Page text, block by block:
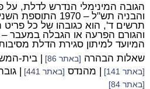
הגובה המינימלי הנדרש לדלת, על
תרשים ד', הוא כגובהו של כל
והגורם הפרעה או הגבלה במעבר
המיועד למיתון סגירת הדלת
שאלות הבהרה [באתר 86] | בית-
[באתר 141] | מהנדס [באתר 441] |
[באתר 84]